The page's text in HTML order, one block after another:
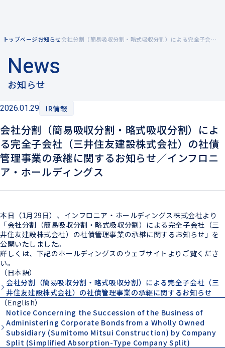
拠点一覧
グループ企業
事業紹介
風力発電を知る
陸上風力発電
洋上風力発電
電力小売
トップページお知らせ 会社分割（簡易吸収分割・略式吸収分割）による完全子会社（三井住友建設株式会社）の社債管理事業の承継に関するお知らせ／インフロニア・ホールディングス
News
お知らせ
2026.01.29 IR情報
会社分割（簡易吸収分割・略式吸収分割）によ
る完全子会社（三井住友建設株式会社）の社債
管理事業の承継に関するお知らせ／インフロニ
ア・ホールディングス
本日（1月29日）、インフロニア・ホールディングス株式会社より
「会社分割（簡易吸収分割・略式吸収分割）による完全子会社（三
井住友建設株式会社）の社債管理事業の承継に関するお知らせ」を
公開いたしました。
詳しくは、下記のホールディングスのウェブサイトよりご覧くださ
い。
（日本語）
会社分割（簡易吸収分割・略式吸収分割）による完全子会社（三
井住友建設株式会社）の社債管理事業の承継に関するお知らせ
（English）
Notice Concerning the Succession of the Business of
Administering Corporate Bonds from a Wholly Owned
Subsidiary (Sumitomo Mitsui Construction) by Company
Split (Simplified Absorption-Type Company Split)